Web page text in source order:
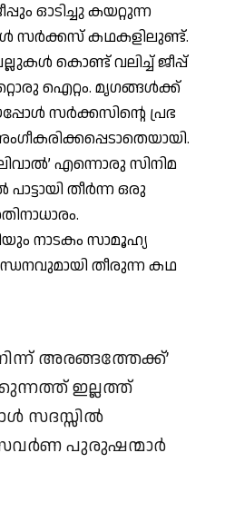
ഓടിച്ചു കയറ്റുന്ന
സര്‍ക്കസ് കഥകളിലുണ്ട്.
കൊണ്ട് വലിച്ച് ജീപ്പ്
ഐറ്റം. മൃഗങ്ങള്‍ക്ക്
സര്‍ക്കസിന്റെ പ്രഭ
എന്നൊരു സിനിമ
പാട്ടായി തീര്‍ന്ന ഒരു
നാടകം സാമൂഹ്യ
തീരുന്ന കഥ
അരങ്ങത്തേക്ക്’
ഇല്ലത്ത്
സദസ്സില്‍
സവര്‍ണ പുരുഷന്മാര്‍